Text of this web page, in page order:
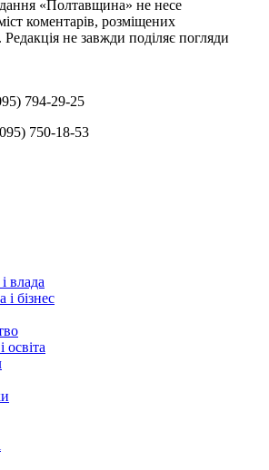
«Полтавщина» не несе
коментарів, розміщених
не завжди поділяє погляди
794-29-25
750-18-53
влада
і бізнес
освіта